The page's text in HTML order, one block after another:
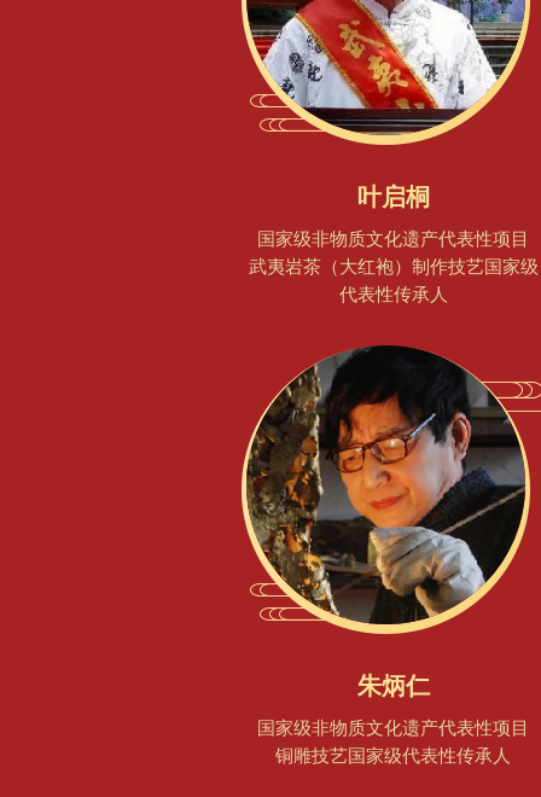
叶启桐
国家级非物质文化遗产代表性项目
武夷岩茶（大红袍）制作技艺国家级
代表性传承人
朱炳仁
国家级非物质文化遗产代表性项目
铜雕技艺国家级代表性传承人